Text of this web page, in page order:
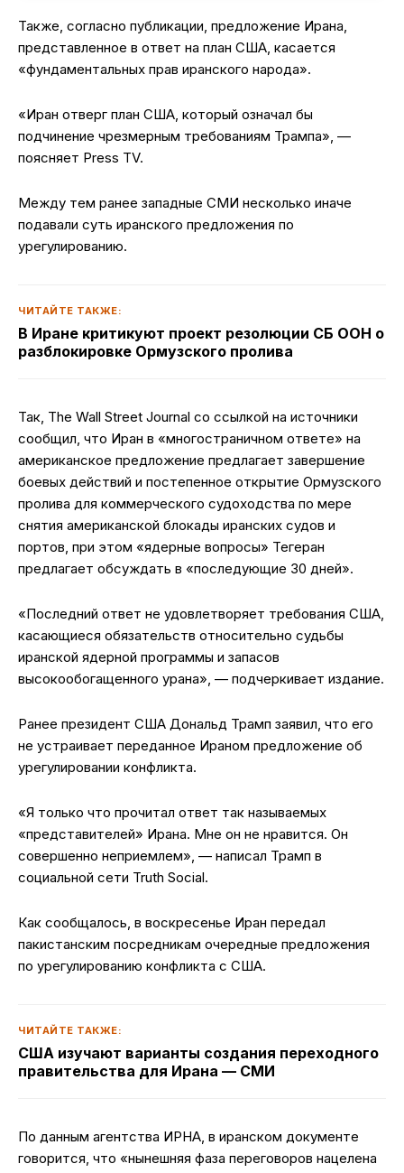
Также, согласно публикации, предложение Ирана,
представленное в ответ на план США, касается
«фундаментальных прав иранского народа».
«Иран отверг план США, который означал бы
подчинение чрезмерным требованиям Трампа», —
поясняет Press TV.
Между тем ранее западные СМИ несколько иначе
подавали суть иранского предложения по
урегулированию.
ЧИТАЙТЕ ТАКЖЕ:
В Иране критикуют проект резолюции СБ ООН о
разблокировке Ормузского пролива
Так, The Wall Street Journal со ссылкой на источники
сообщил, что Иран в «многостраничном ответе» на
американское предложение предлагает завершение
боевых действий и постепенное открытие Ормузского
пролива для коммерческого судоходства по мере
снятия американской блокады иранских судов и
портов, при этом «ядерные вопросы» Тегеран
предлагает обсуждать в «последующие 30 дней».
«Последний ответ не удовлетворяет требования США,
касающиеся обязательств относительно судьбы
иранской ядерной программы и запасов
высокообогащенного урана», — подчеркивает издание.
Ранее президент США Дональд Трамп заявил, что его
не устраивает переданное Ираном предложение об
урегулировании конфликта.
«Я только что прочитал ответ так называемых
«представителей» Ирана. Мне он не нравится. Он
совершенно неприемлем», — написал Трамп в
социальной сети Truth Social.
Как сообщалось, в воскресенье Иран передал
пакистанским посредникам очередные предложения
по урегулированию конфликта с США.
ЧИТАЙТЕ ТАКЖЕ:
США изучают варианты создания переходного
правительства для Ирана — СМИ
По данным агентства ИРНА, в иранском документе
говорится, что «нынешняя фаза переговоров нацелена